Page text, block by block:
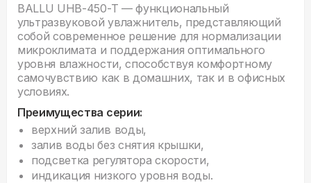
BALLU UHB-450-T — функциональный
ультразвуковой увлажнитель, представляющий
собой современное решение для нормализации
микроклимата и поддержания оптимального
уровня влажности, способствуя комфортному
самочувствию как в домашних, так и в офисных
условиях.
Преимущества серии:
верхний залив воды,
залив воды без снятия крышки,
подсветка регулятора скорости,
индикация низкого уровня воды.